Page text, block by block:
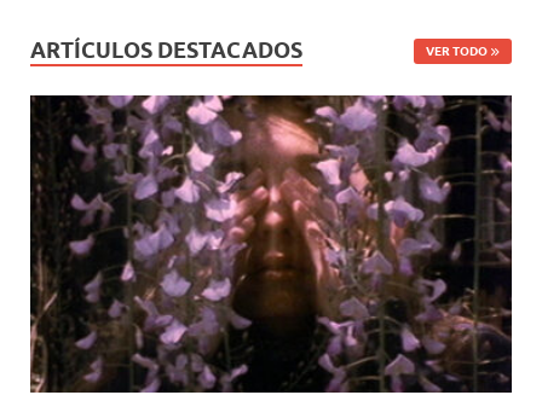
ARTÍCULOS DESTACADOS VER TODO